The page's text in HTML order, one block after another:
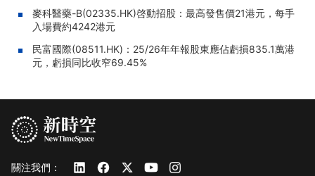
麥科醫藥-B(02335.HK)啓動招股：最高發售價21港元，每手
入場費約4242港元
民富國際(08511.HK)：25/26年年報股東應佔虧損835.1萬港
元，虧損同比收窄69.45%
關注我們：